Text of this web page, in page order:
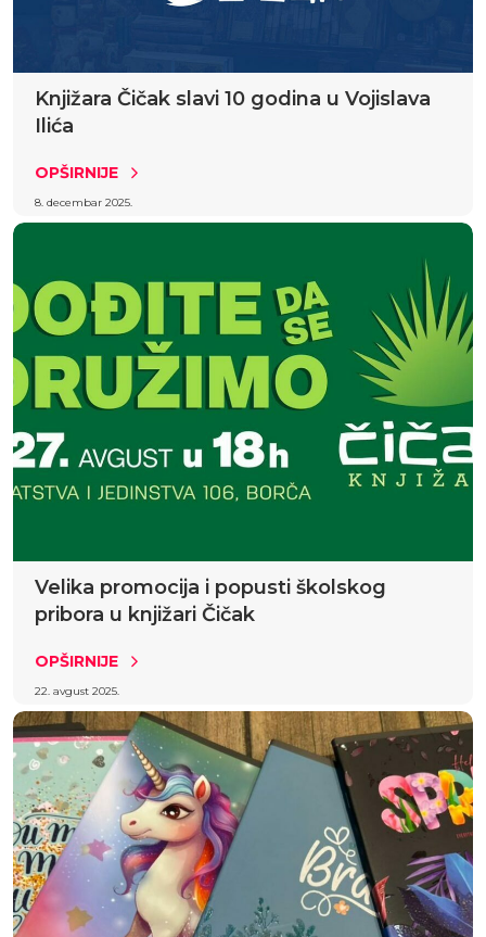
Knjižara Čičak slavi 10 godina u Vojislava
Ilića
OPŠIRNIJE
8. decembar 2025.
Velika promocija i popusti školskog
pribora u knjižari Čičak
OPŠIRNIJE
22. avgust 2025.